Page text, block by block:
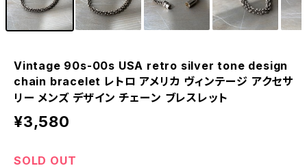
Vintage 90s-00s USA retro silver tone design
chain bracelet レトロ アメリカ ヴィンテージ アクセサ
リー メンズ デザイン チェーン ブレスレット
¥3,580
SOLD OUT